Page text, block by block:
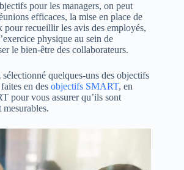
pour les managers, on peut
efficaces, la mise en place de
pour recueillir les avis des employés,
physique au sein de
le bien-être des collaborateurs.
quelques-uns des objectifs
en des objectifs SMART, en
pour vous assurer qu’ils sont
mesurables.